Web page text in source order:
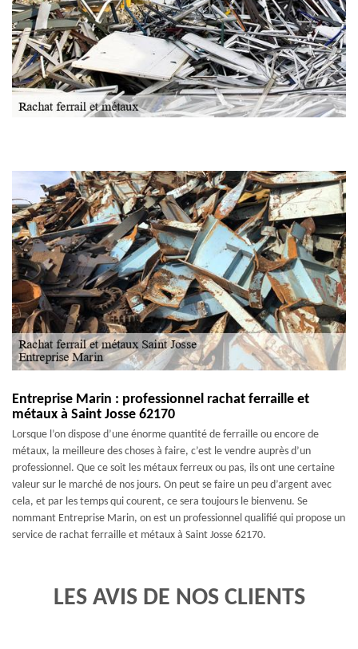
Entreprise Marin : professionnel rachat ferraille et
métaux à Saint Josse 62170
Lorsque l’on dispose d’une énorme quantité de ferraille ou encore de
métaux, la meilleure des choses à faire, c’est le vendre auprès d’un
professionnel. Que ce soit les métaux ferreux ou pas, ils ont une certaine
valeur sur le marché de nos jours. On peut se faire un peu d’argent avec
cela, et par les temps qui courent, ce sera toujours le bienvenu. Se
nommant Entreprise Marin, on est un professionnel qualifié qui propose un
service de rachat ferraille et métaux à Saint Josse 62170.
LES AVIS DE NOS CLIENTS